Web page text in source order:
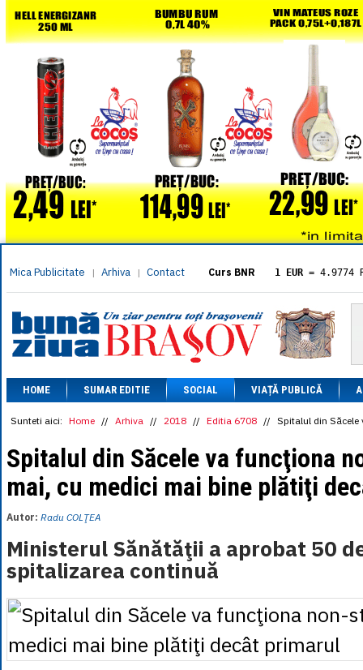
Mica Publicitate | Arhiva | Contact Curs BNR 1 EUR = 4.9774
= 5.8304
1 XAU= 464.4611
1 AED= 1.1933
1 AUD= 2.7957
1 BGN= 2.5449
1 CAD= 3.1559
1 CHF= 5.2813
1 CNY= 0.6015
1 DKK
1 EGP= 0.0860
1 HUF = 1.2223
1 INR
= 0.0513
1 MXN = 0.2227
= 0.0425
1 RUB = 0.0530
1 SEK
= 0.4526
1 TRY= 0.1141
HOME SUMAR EDITIE SOCIAL VIAȚĂ PUBLICĂ
Sunteti aici: Home // Arhiva // 2018 // Editia 6708 // Spitalul din
Spitalul din Săcele va funcţiona
mai, cu medici mai bine plătiţi
Autor: Radu COLŢEA
Ministerul Sănătăţii a aprobat 50
spitalizarea continuă